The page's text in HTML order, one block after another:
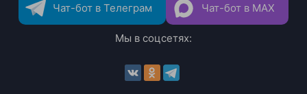
Чат-бот в Телеграм Чат-бот в MAX
Мы в соцсетях: